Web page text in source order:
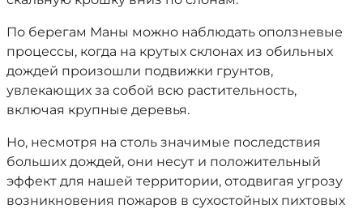
По берегам Маны можно наблюдать оползневые
процессы, когда на крутых склонах из обильных
дождей произошли подвижки грунтов,
увлекающих за собой всю растительность,
включая крупные деревья.
Но, несмотря на столь значимые последствия
больших дождей, они несут и положительный
эффект для нашей территории, отодвигая угрозу
возникновения пожаров в сухостойных пихтовых